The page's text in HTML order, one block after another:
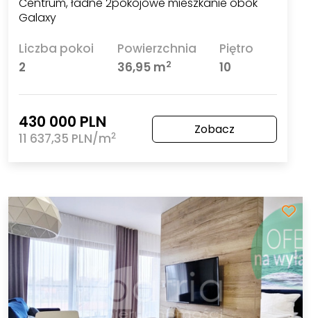
Centrum, ładne 2pokojowe mieszkanie obok
Galaxy
Liczba pokoi
2
Powierzchnia
36,95 m2
Piętro
10
430 000 PLN
11 637,35 PLN/m2 Zobacz